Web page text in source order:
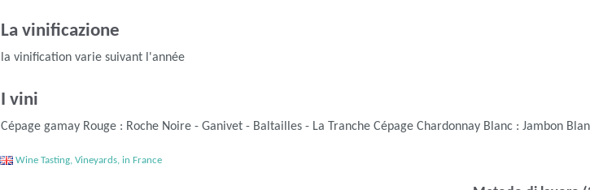
La vinificazione
la vinification varie suivant l'année
I vini
Cépage gamay Rouge : Roche Noire - Ganivet - Baltailles - La Tranche Cépage Chardonnay Blanc : Jambon
Wine Tasting, Vineyards, in France